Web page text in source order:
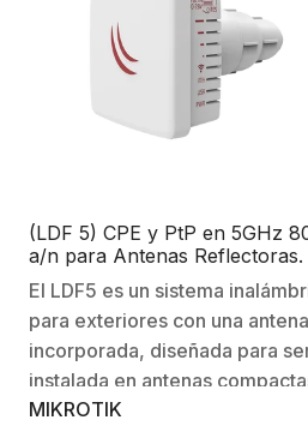
(LDF 5) CPE y PtP en 5GHz
a/n para Antenas Reflectoras.
El LDF5 es un sistema
para exteriores con una antena
incorporada, diseñada para
instalada en antenas
satelitales. El plato actuará
MIKROTIK